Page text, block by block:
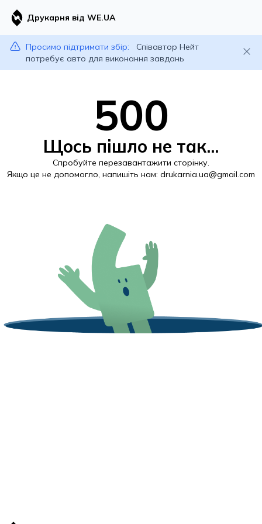
Друкарня від WE.UA
Просимо підтримати збір:
Співавтор Нейт
потребує авто для виконання завдань
500
Щось пішло не так...
Спробуйте перезавантажити сторінку.
Якщо це не допомогло, напишіть нам: drukarnia.ua@gmail.com